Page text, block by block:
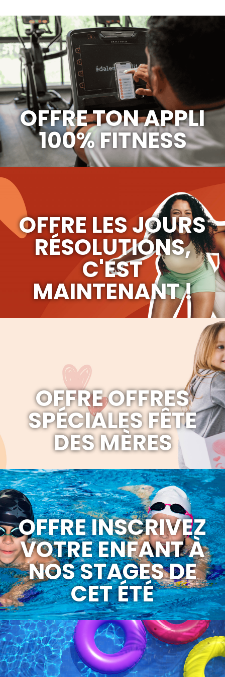
OFFRE TON APPLI
100% FITNESS
OFFRE LES JOURS
RÉSOLUTIONS,
C'EST
MAINTENANT !
OFFRE OFFRES
SPÉCIALES FÊTE
DES MÈRES
OFFRE INSCRIVEZ
VOTRE ENFANT À
NOS STAGES DE
CET ÉTÉ